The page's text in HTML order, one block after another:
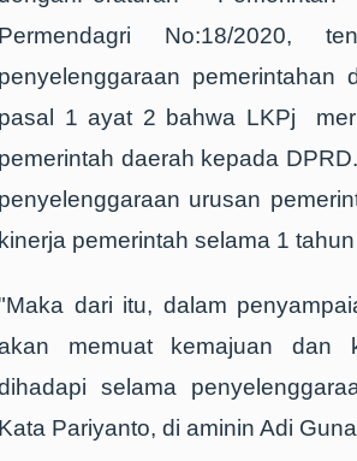
Permendagri No:18/2020,
penyelenggaraan
pasal 1 ayat 2 bahwa LKPj
pemerintah daerah kepada
penyelenggaraan urusan
kinerja pemerintah selama 1
dari itu, dalam
memuat kemajuan dan
selama
Kata Pariyanto, di aminin Adi